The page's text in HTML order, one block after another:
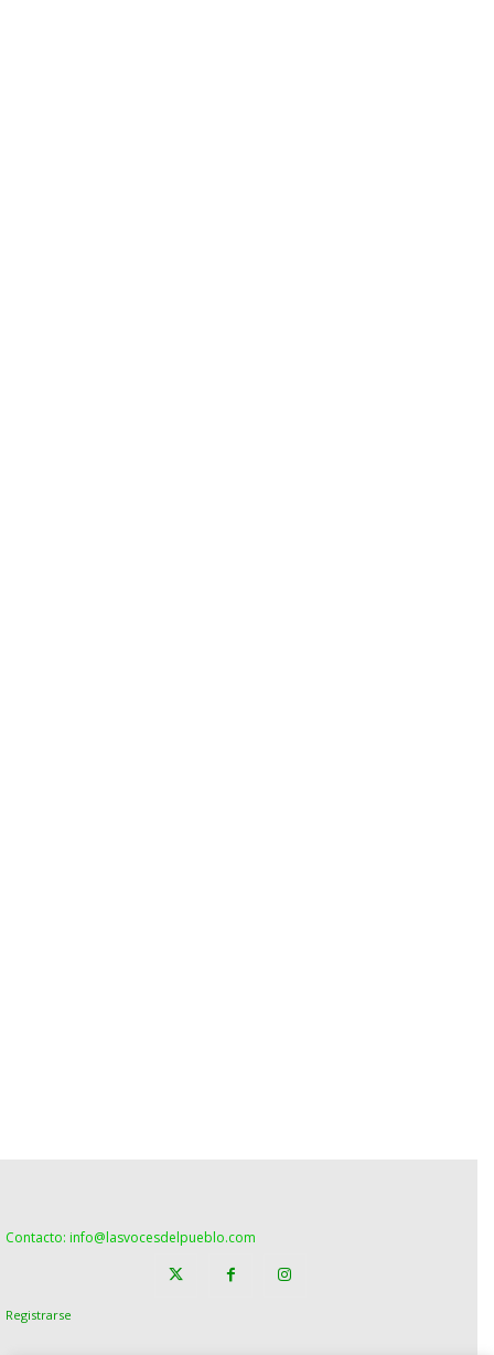
Contacto: info@lasvocesdelpueblo.com
Registrarse